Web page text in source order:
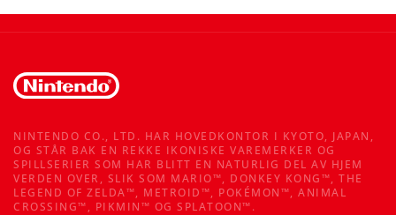
NINTENDO CO., LTD. HAR HOVEDKONTOR I KYOTO, JAPAN,
OG STÅR BAK EN REKKE IKONISKE VAREMERKER OG
SPILLSERIER SOM HAR BLITT EN NATURLIG DEL AV HJEM
VERDEN OVER, SLIK SOM MARIO™, DONKEY KONG™, THE
LEGEND OF ZELDA™, METROID™, POKÉMON™, ANIMAL
CROSSING™, PIKMIN™ OG SPLATOON™.